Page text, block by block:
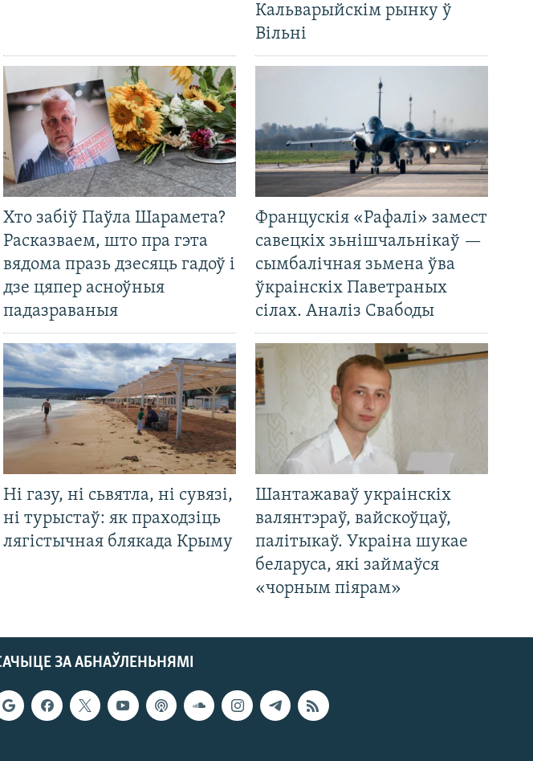
Кальварыйскім рынку ў
Вільні
Хто забіў Паўла Шарамета?
Расказваем, што пра гэта
вядома празь дзесяць гадоў і
дзе цяпер асноўныя
падазраваныя
Францускія «Рафалі» замест
савецкіх зьнішчальнікаў —
сымбалічная зьмена ўва
ўкраінскіх Паветраных
сілах. Аналіз Свабоды
Ні газу, ні сьвятла, ні сувязі,
ні турыстаў: як праходзіць
лягістычная блякада Крыму
Шантажаваў украінскіх
валянтэраў, вайскоўцаў,
палітыкаў. Украіна шукае
беларуса, які займаўся
«чорным піярам»
ЗА АБНАЎЛЕНЬНЯМІ